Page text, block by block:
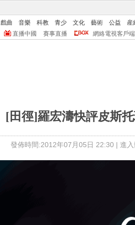
戲曲 音樂 科教 青少 文化 藝術 公益 産
直播中國 賽事直播 網絡電視客戶端
[田徑]羅宏濤快評皮斯
發佈時間:2012年07月05日 22:30 | 進